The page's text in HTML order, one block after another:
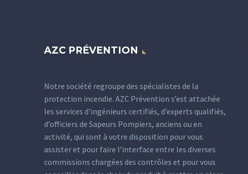
AZC PRÉVENTION
Notre société regroupe des spécialistes de la
protection incendie. AZC Prévention s’est attachée
les services d’ingénieurs certifiés, d’experts qualifiés,
d’officiers de Sapeurs Pompiers, anciens ou en
activité, qui sont à votre disposition pour vous
assister et pour faire l’interface entre les diverses
commissions chargées des contrôles et pour vous